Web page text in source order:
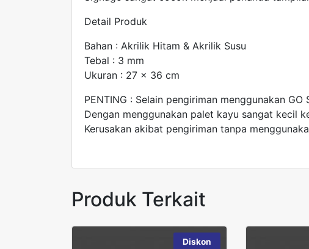
Detail Produk
Bahan : Akrilik Hitam & Akrilik Susu
Tebal : 3 mm
Ukuran : 27 x 36 cm
PENTING : Selain pengiriman menggunakan
Dengan menggunakan palet kayu sangat kecil
Kerusakan akibat pengiriman tanpa
Produk Terkait
Diskon